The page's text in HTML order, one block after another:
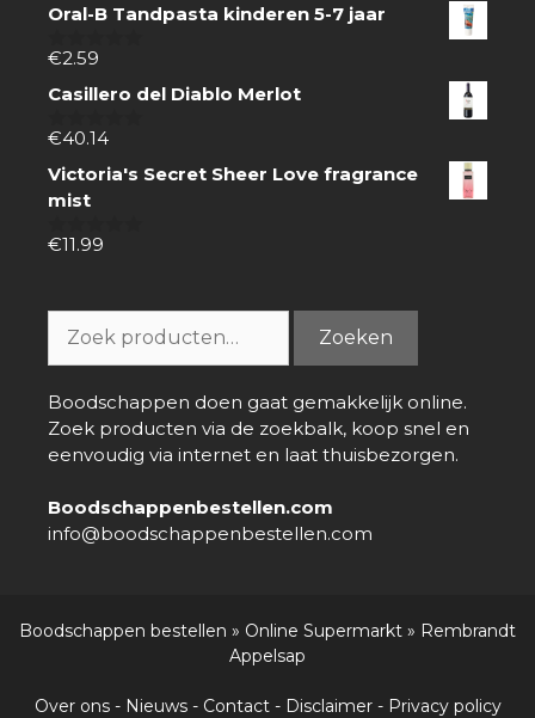
Oral-B Tandpasta kinderen 5-7 jaar
0
5
€2.59
Casillero del Diablo Merlot
0
5
€40.14
Victoria's Secret Sheer Love fragrance
mist
0
€11.99
naar:
Zoeken
Boodschappen doen gaat gemakkelijk online.
Zoek producten via de zoekbalk, koop snel en
eenvoudig via internet en laat thuisbezorgen.
Boodschappenbestellen.com
info@boodschappenbestellen.com
Boodschappen bestellen » Online Supermarkt » Rembrandt
Appelsap
Over ons- Nieuws- Contact- Disclaimer- Privacy policy